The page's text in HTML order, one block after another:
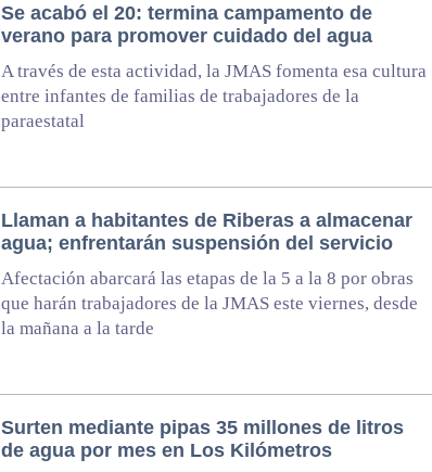
Se acabó el 20: termina campamento de
verano para promover cuidado del agua
A través de esta actividad, la JMAS fomenta esa cultura
entre infantes de familias de trabajadores de la
paraestatal
Llaman a habitantes de Riberas a almacenar
agua; enfrentarán suspensión del servicio
Afectación abarcará las etapas de la 5 a la 8 por obras
que harán trabajadores de la JMAS este viernes, desde
la mañana a la tarde
Surten mediante pipas 35 millones de litros
de agua por mes en Los Kilómetros